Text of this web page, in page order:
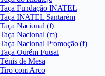
Taça Fundação INATEL
Taça INATEL Santarém
Taça Nacional (f)
Taça Nacional (m)
Taça Nacional Promoção (f)
Taça Ourém Futsal
Ténis de Mesa
Tiro com Arco